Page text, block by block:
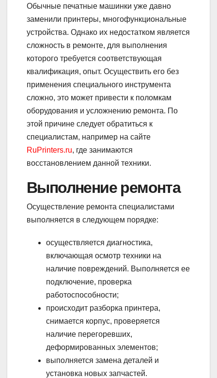
Обычные печатные машинки уже давно
заменили принтеры, многофункциональные
устройства. Однако их недостатком является
сложность в ремонте, для выполнения
которого требуется соответствующая
квалификация, опыт. Осуществить его без
применения специального инструмента
сложно, это может привести к поломкам
оборудования и усложнению ремонта. По
этой причине следует обратиться к
специалистам, например на сайте
RuPrinters.ru, где занимаются
восстановлением данной техники.
Выполнение ремонта
Осуществление ремонта специалистами
выполняется в следующем порядке:
осуществляется диагностика,
включающая осмотр техники на
наличие повреждений. Выполняется ее
подключение, проверка
работоспособности;
происходит разборка принтера,
снимается корпус, проверяется
наличие перегоревших,
деформированных элементов;
выполняется замена деталей и
установка новых запчастей.